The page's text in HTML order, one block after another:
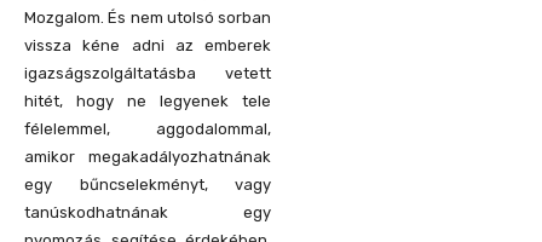
Mozgalom. És nem utolsó sorban
vissza kéne adni az emberek
igazságszolgáltatásba vetett
hitét, hogy ne legyenek tele
félelemmel, aggodalommal,
amikor megakadályozhatnának
egy bűncselekményt, vagy
tanúskodhatnának egy